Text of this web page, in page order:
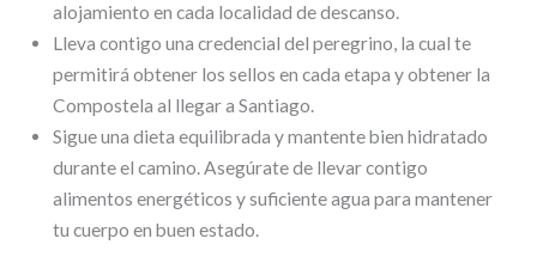
alojamiento en cada localidad de descanso.
Lleva contigo una credencial del peregrino, la cual te
permitirá obtener los sellos en cada etapa y obtener la
Compostela al llegar a Santiago.
Sigue una dieta equilibrada y mantente bien hidratado
durante el camino. Asegúrate de llevar contigo
alimentos energéticos y suficiente agua para mantener
tu cuerpo en buen estado.